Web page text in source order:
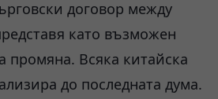
договор между
като възможен
промяна. Всяка китайска
до последната дума.